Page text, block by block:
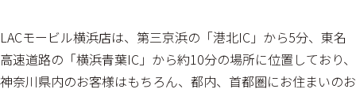
LACモービル横浜店は、第三京浜の「港北IC」から5分、東名
高速道路の「横浜青葉IC」から約10分の場所に位置しており、
神奈川県内のお客様はもちろん、都内、首都圏にお住まいのお